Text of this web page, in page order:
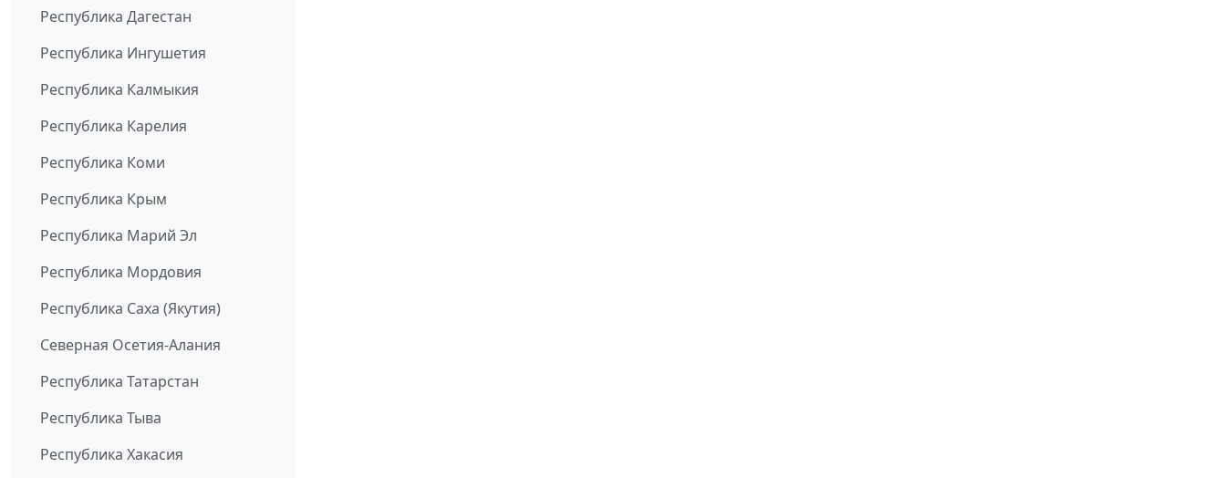
Республика Дагестан
Республика Ингушетия
Республика Калмыкия
Республика Карелия
Республика Коми
Республика Крым
Республика Марий Эл
Республика Мордовия
Республика Саха (Якутия)
Северная Осетия-Алания
Республика Татарстан
Республика Тыва
Республика Хакасия